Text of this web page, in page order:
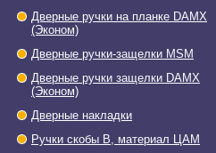
Дверные ручки на планке DAMX
(Эконом)
Дверные ручки-защелки МSМ
Дверные ручки защелки DAMX
(Эконом)
Дверные накладки
Ручки скобы В, материал ЦАМ